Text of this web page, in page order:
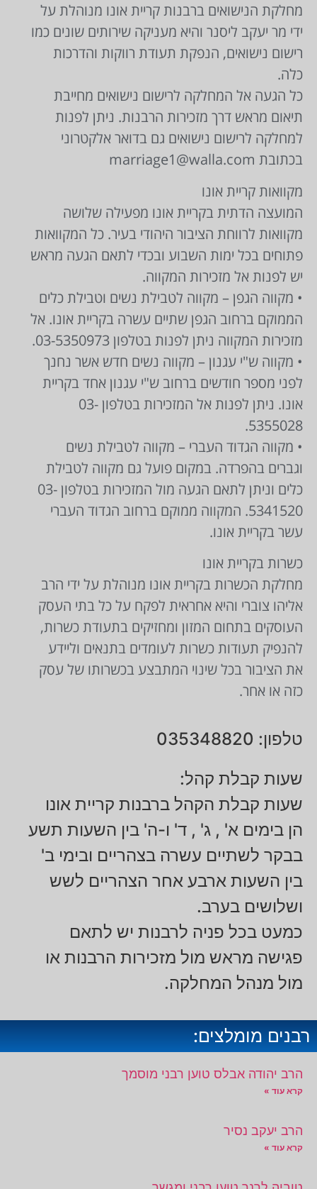
מחלקת הנישואים ברבנות קריית אונו מנוהלת על
ידי מר יעקב ליסנר והיא מעניקה שירותים שונים כמו
רישום נישואים, הנפקת תעודת רווקות והדרכות
כלה.
כל הגעה אל המחלקה לרישום נישואים מחייבת
תיאום מראש דרך מזכירות הרבנות. ניתן לפנות
למחלקה לרישום נישואים גם בדואר אלקטרוני
בכתובת marriage1@walla.com
מקוואות קריית אונו
המועצה הדתית בקריית אונו מפעילה שלושה
מקוואות לרווחת הציבור היהודי בעיר. כל המקוואות
פתוחים בכל ימות השבוע ובכדי לתאם הגעה מראש
יש לפנות אל מזכירות המקווה.
• מקווה הגפן – מקווה לטבילת נשים וטבילת כלים
הממוקם ברחוב הגפן שתיים עשרה בקריית אונו. אל
מזכירות המקווה ניתן לפנות בטלפון 03-5350973.
• מקווה ש"י עגנון – מקווה נשים חדש אשר נחנך
לפני מספר חודשים ברחוב ש"י עגנון אחד בקריית
אונו. ניתן לפנות אל המזכירות בטלפון 03-
5355028.
• מקווה הגדוד העברי – מקווה לטבילת נשים
וגברים בהפרדה. במקום פועל גם מקווה לטבילת
כלים וניתן לתאם הגעה מול המזכירות בטלפון 03-
5341520. המקווה ממוקם ברחוב הגדוד העברי
עשר בקריית אונו.
כשרות בקריית אונו
מחלקת הכשרות בקריית אונו מנוהלת על ידי הרב
אליהו צוברי והיא אחראית לפקח על כל בתי העסק
העוסקים בתחום המזון ומחזיקים בתעודת כשרות,
להנפיק תעודות כשרות לעומדים בתנאים וליידע
את הציבור בכל שינוי המתבצע בכשרותו של עסק
כזה או אחר.
טלפון: 035348820
שעות קבלת קהל:
שעות קבלת הקהל ברבנות קריית אונו
הן בימים א' , ג' , ד' ו-ה' בין השעות תשע
בבקר לשתיים עשרה בצהריים ובימי ב'
בין השעות ארבע אחר הצהריים לשש
ושלושים בערב.
כמעט בכל פניה לרבנות יש לתאם
פגישה מראש מול מזכירות הרבנות או
מול מנהל המחלקה.
רבנים מומלצים:
הרב יהודה אבלס טוען רבני מוסמך
קרא עוד »
הרב יעקב נסיר
קרא עוד »